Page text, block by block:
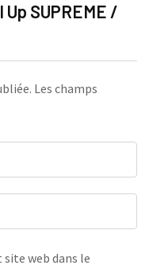
SUPREME /
Les champs
web dans le